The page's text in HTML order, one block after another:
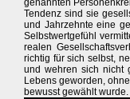
genannten
Tendenz sind sie
und Jahrzehnte eine
Selbstwertgefühl
realen
richtig für sich selbst,
und wehren sich nicht
Lebens geworden,
bewusst gewählt wurde.